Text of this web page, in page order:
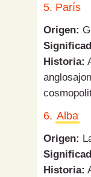
5. París
Origen:
Historia:
6. Alba
Origen:
Historia: